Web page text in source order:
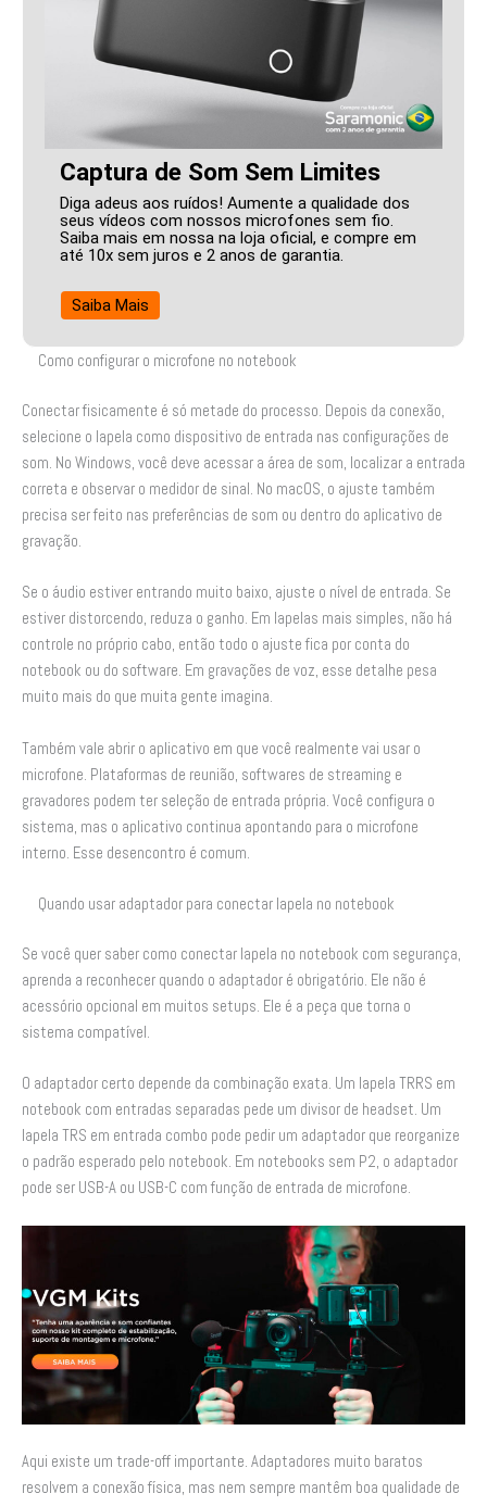
Captura de Som Sem Limites
Diga adeus aos ruídos! Aumente a qualidade dos
seus vídeos com nossos microfones sem fio.
Saiba mais em nossa na loja oficial, e compre em
até 10x sem juros e 2 anos de garantia.
Saiba Mais
Como configurar o microfone no notebook
Conectar fisicamente é só metade do processo. Depois da conexão,
selecione o lapela como dispositivo de entrada nas configurações de
som. No Windows, você deve acessar a área de som, localizar a entrada
correta e observar o medidor de sinal. No macOS, o ajuste também
precisa ser feito nas preferências de som ou dentro do aplicativo de
gravação.
Se o áudio estiver entrando muito baixo, ajuste o nível de entrada. Se
estiver distorcendo, reduza o ganho. Em lapelas mais simples, não há
controle no próprio cabo, então todo o ajuste fica por conta do
notebook ou do software. Em gravações de voz, esse detalhe pesa
muito mais do que muita gente imagina.
Também vale abrir o aplicativo em que você realmente vai usar o
microfone. Plataformas de reunião, softwares de streaming e
gravadores podem ter seleção de entrada própria. Você configura o
sistema, mas o aplicativo continua apontando para o microfone
interno. Esse desencontro é comum.
Quando usar adaptador para conectar lapela no notebook
Se você quer saber como conectar lapela no notebook com segurança,
aprenda a reconhecer quando o adaptador é obrigatório. Ele não é
acessório opcional em muitos setups. Ele é a peça que torna o
sistema compatível.
O adaptador certo depende da combinação exata. Um lapela TRRS em
notebook com entradas separadas pede um divisor de headset. Um
lapela TRS em entrada combo pode pedir um adaptador que reorganize
o padrão esperado pelo notebook. Em notebooks sem P2, o adaptador
pode ser USB-A ou USB-C com função de entrada de microfone.
Aqui existe um trade-off importante. Adaptadores muito baratos
resolvem a conexão física, mas nem sempre mantêm boa qualidade de